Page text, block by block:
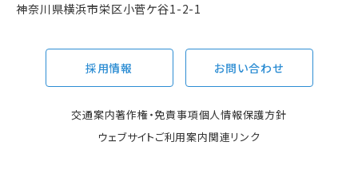
神奈川県横浜市栄区小菅ケ谷1-2-1
採用情報 お問い合わせ
交通案内著作権・免責事項個人情報保護方針
ウェブサイトご利用案内関連リンク